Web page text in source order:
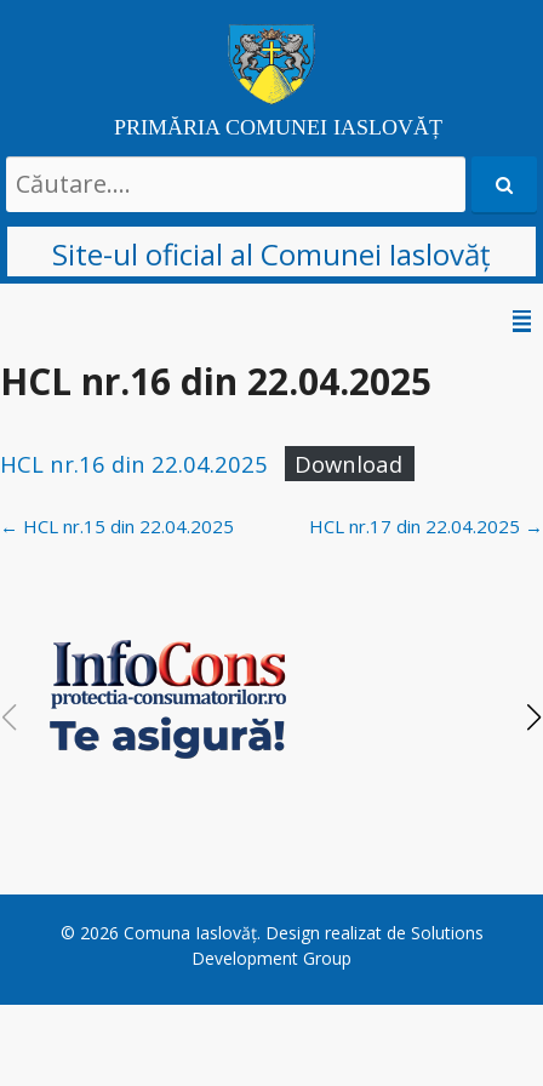
PRIMĂRIA COMUNEI IASLOVĂȚ
Search
for:
Site-ul oficial al Comunei Iaslovăț
content
HCL nr.16 din 22.04.2025
HCL nr.16 din 22.04.2025 Download
Post
← HCL nr.15 din 22.04.2025 HCL nr.17 din 22.04.2025 →
© 2026 Comuna Iaslovăț. Design realizat de Solutions
Development Group